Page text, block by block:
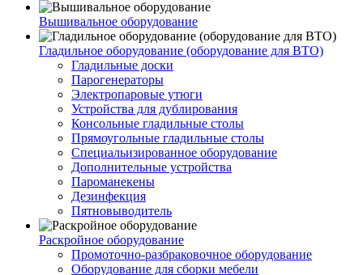
Вышивальное оборудование
Гладильное оборудование (оборудование для ВТО)
Гладильные доски
Парогенераторы
Электропаровые утюги
Устройства для дублирования
Консольные гладильные столы
Прямоугольные гладильные столы
Специальизированное оборудование
Дополнительные устройства
Пароманекены
Дезинфекция
Пятновыводитель
Раскройное оборудование
Промоточно-разбраковочное оборудование
Оборудование для сборки мебели